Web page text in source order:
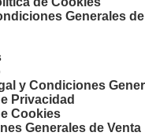
Generales de
y Condiciones
Privacidad
Cookies
Generales de Venta